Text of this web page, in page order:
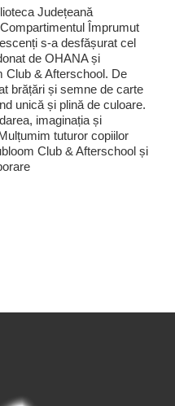
Județeană
Împrumut
s-a desfășurat cel
de OHANA și
Club & Afterschool. De
brățări și semne de carte
unică și plină de culoare.
imaginația și
tuturor copiilor
Club & Afterschool și